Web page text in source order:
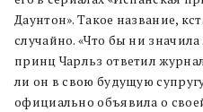
Даунтон». Такое название,
случайно. «Что бы ни
принц Чарльз ответил
ли он в свою будущую
официально объявила о